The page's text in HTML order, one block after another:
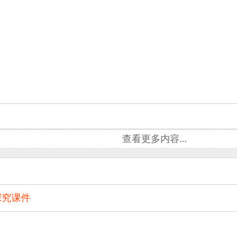
查看更多内容...
究课件